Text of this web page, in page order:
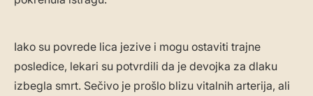
Iako su povrede lica jezive i mogu ostaviti trajne
posledice, lekari su potvrdili da je devojka za dlaku
izbegla smrt. Sečivo je prošlo blizu vitalnih arterija, ali